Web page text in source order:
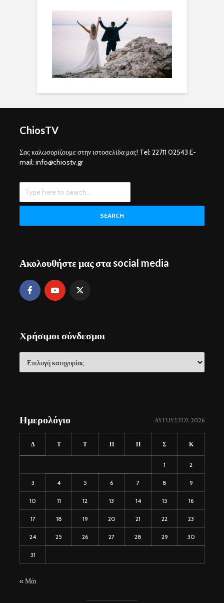
ChiosTV
Σας καλωσορίζουμε στην ιστοσελίδα μας! Tel: 22711 02543 E-
mail: info@chiostv.gr
SEARCH
Ακολουθήστε μας στα social media
Χρήσιμοι σύνδεσμοι
σύνδεσμοι
Ημερολόγιο ΑΎΓΟΥΣΤΟΣ 2026
Δ Τ Τ Π Π Σ Κ
1 2
3 4 5 6 7 8 9
10 11 12 13 14 15 16
17 18 19 20 21 22 23
24 25 26 27 28 29 30
31
« Μάι